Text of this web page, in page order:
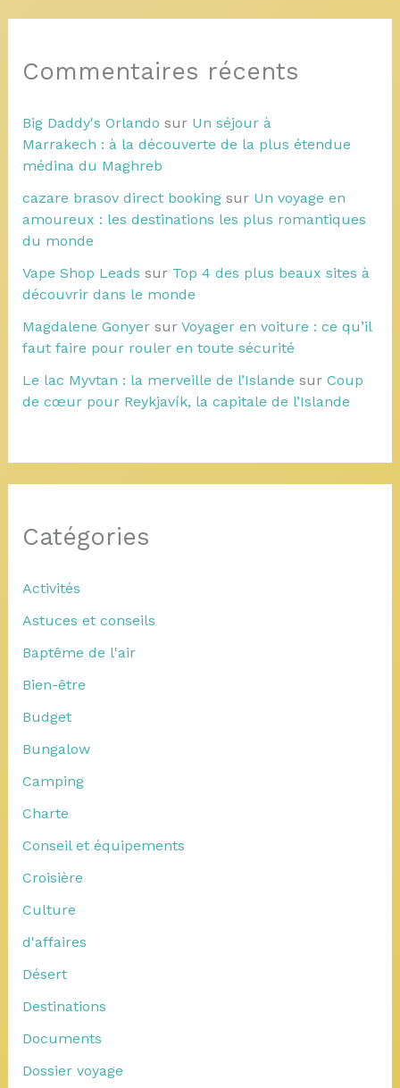
Commentaires récents
Big Daddy's Orlando sur Un séjour à
Marrakech : à la découverte de la plus étendue
médina du Maghreb
cazare brasov direct bookingsur Un voyage en
amoureux : les destinations les plus romantiques
du monde
Vape Shop Leads sur Top 4 des plus beaux sites à
découvrir dans le monde
Magdalene Gonyersur Voyager en voiture : ce qu’il
faut faire pour rouler en toute sécurité
Le lac Myvtan : la merveille de l’Islande sur Coup
de cœur pour Reykjavík, la capitale de l’Islande
Catégories
Activités
Astuces et conseils
Baptême de l'air
Bien-être
Budget
Bungalow
Camping
Charte
Conseil et équipements
Croisière
Culture
d'affaires
Désert
Destinations
Documents
Dossier voyage